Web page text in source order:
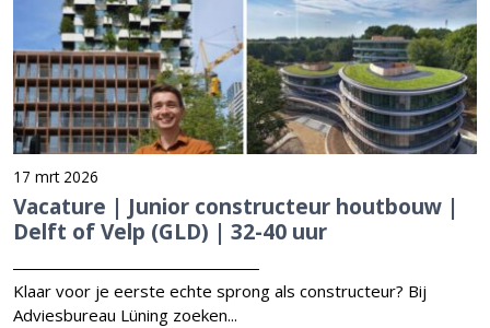
17 mrt 2026
Vacature | Junior constructeur houtbouw |
Delft of Velp (GLD) | 32-40 uur
Klaar voor je eerste echte sprong als constructeur? Bij
Adviesbureau Lüning zoeken...